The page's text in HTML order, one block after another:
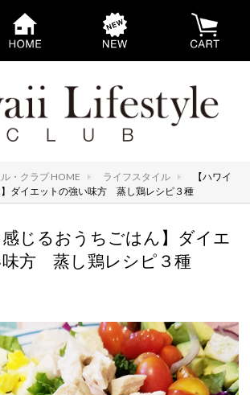
・クラブ HOME ライフスタイル
【ハワイ
ダイエットの強い味方 蒸し鶏レシピ３種
感じるおうちごはん】ダイエ
味方 蒸し鶏レシピ３種